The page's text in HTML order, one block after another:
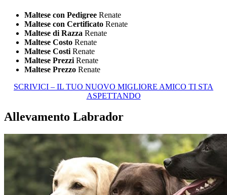
Maltese con Pedigree Renate
Maltese con Certificato Renate
Maltese di Razza Renate
Maltese Costo Renate
Maltese Costi Renate
Maltese Prezzi Renate
Maltese Prezzo Renate
SCRIVICI – IL TUO NUOVO MIGLIORE AMICO TI STA
ASPETTANDO
Allevamento Labrador